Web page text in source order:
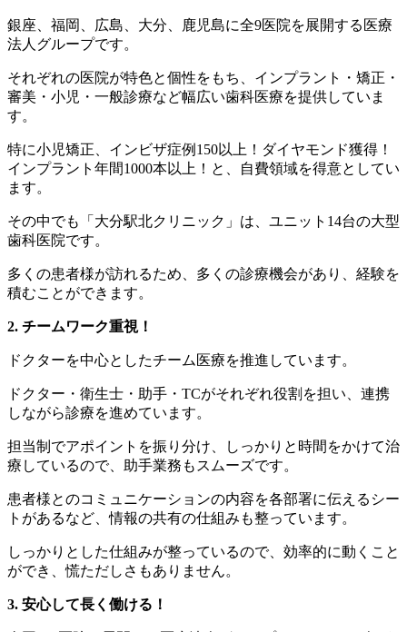
銀座、福岡、広島、大分、鹿児島に全9医院を展開する医療
法人グループです。
それぞれの医院が特色と個性をもち、インプラント・矯正・
審美・小児・一般診療など幅広い歯科医療を提供していま
す。
特に小児矯正、インビザ症例150以上！ダイヤモンド獲得！
インプラント年間1000本以上！と、自費領域を得意としてい
ます。
その中でも「大分駅北クリニック」は、ユニット14台の大型
歯科医院です。
多くの患者様が訪れるため、多くの診療機会があり、経験を
積むことができます。
2. チームワーク重視！
ドクターを中心としたチーム医療を推進しています。
ドクター・衛生士・助手・TCがそれぞれ役割を担い、連携
しながら診療を進めています。
担当制でアポイントを振り分け、しっかりと時間をかけて治
療しているので、助手業務もスムーズです。
患者様とのコミュニケーションの内容を各部署に伝えるシー
トがあるなど、情報の共有の仕組みも整っています。
しっかりとした仕組みが整っているので、効率的に動くこと
ができ、慌ただしさもありません。
3. 安心して長く働ける！